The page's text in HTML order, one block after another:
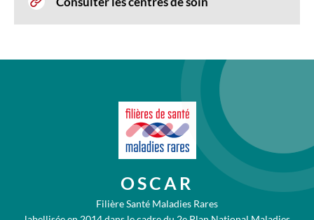
OSCAR
Filière Santé Maladies Rares